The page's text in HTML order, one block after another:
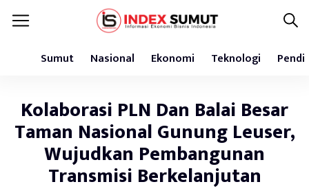
Sumut Nasional Ekonomi Teknologi
Kolaborasi PLN Dan Balai Besar
Taman Nasional Gunung Leuser,
Wujudkan Pembangunan
Transmisi Berkelanjutan